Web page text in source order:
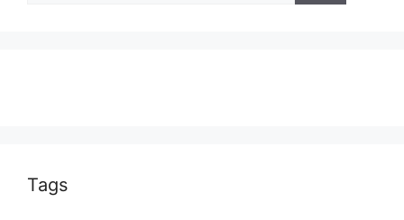
Tags